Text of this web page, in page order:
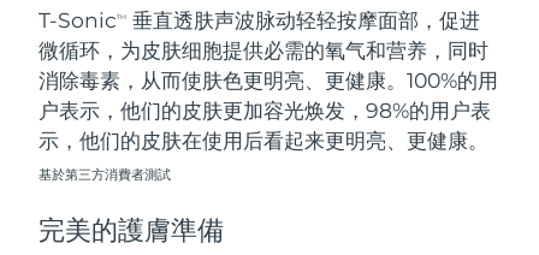
T-SonicTM
垂直透肤声波脉动轻轻按摩面部，促进
微循环，为皮肤细胞提供必需的氧气和营养，同时
消除毒素，从而使肤色更明亮、更健康。100%的用
户表示，他们的皮肤更加容光焕发，98%的用户表
示，他们的皮肤在使用后看起来更明亮、更健康。
基於第三方消費者測試
完美的護膚準備
土耳其 預計送達日期8/11/26
阿拉伯聯合大公國 預計送達日期8/11/26
英國 預計送達日期8/10/26
美國
烏茲別克